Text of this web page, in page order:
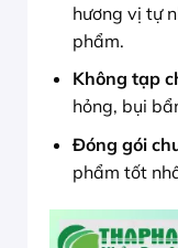
hương vị tự
phẩm.
Không tạp
hỏng, bụi
Đóng gói
phẩm tốt